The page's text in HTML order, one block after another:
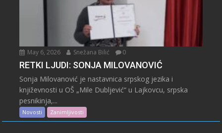
May 6, 2026 Snežana Bilić 0
RETKI LJUDI: SONJA MILOVANOVIĆ
Sonja Milovanović je nastavnica srpskog jezika i
književnosti u OŠ „Mile Dubljević“ u Lajkovcu, srpska
pesnikinja,...
Novosti Zanimljivosti